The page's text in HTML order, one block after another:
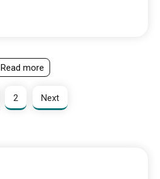
Read more
2 Next